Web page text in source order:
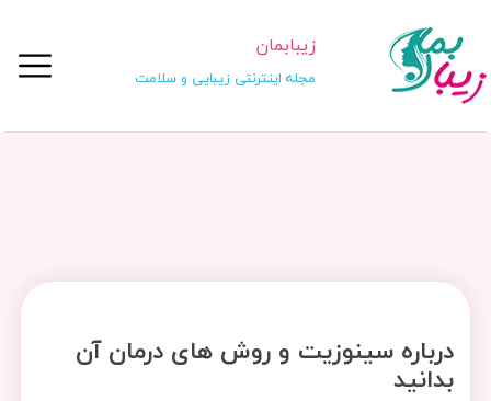
زیبابمان
مجله اینترنتی زیبایی و سلامت
درباره سینوزیت و روش های درمان آن
بدانید